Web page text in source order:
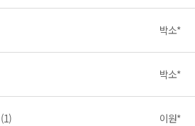
박소*
박소*
이원*